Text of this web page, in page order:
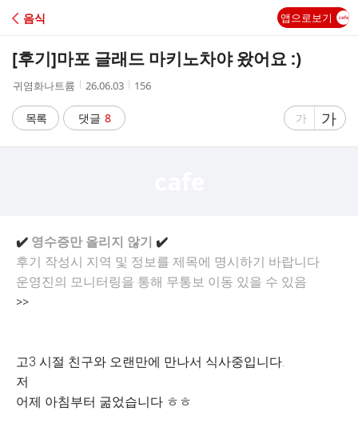
C
A
음식 앱으로보기
[후기]마포 글래드 마키노차야 왔어요 :)
작
자
귀염화나트륨
작
시
간
26.06.03
조
156
목록 댓글 8
글
가
글
자
가
✔️ 영수증만 올리지 않기 ✔️
후기 작성시 지역 및 정보를 제목에 명시하기 바랍니다
운영진의 모니터링을 통해 무통보 이동 있을 수 있음
>>
고3 시절 친구와 오랜만에 만나서 식사중입니다.
저
어제 아침부터 굶었습니다 ㅎㅎ